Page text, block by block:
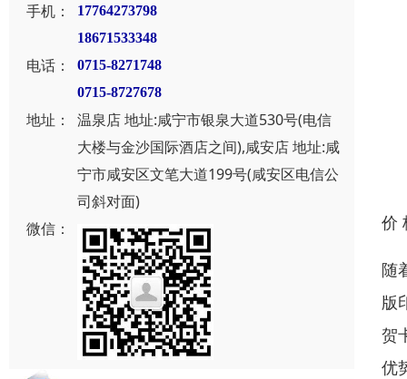
手机：
17764273798
18671533348
电话：
0715-8271748
0715-8727678
地址：
温泉店 地址:咸宁市银泉大道530号(电信
大楼与金沙国际酒店之间),咸安店 地址:咸
宁市咸安区文笔大道199号(咸安区电信公
司斜对面)
微信：
价
随
版
贺
优